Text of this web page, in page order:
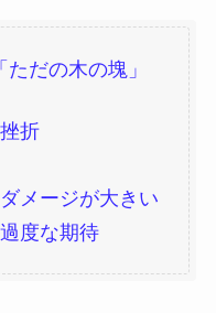
だの木の塊」
折
メージが大きい
度な期待